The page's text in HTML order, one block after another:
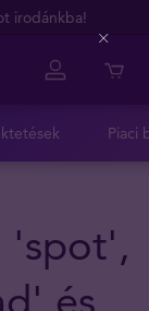
irodánkba!
Piaci
'spot',
és
Close